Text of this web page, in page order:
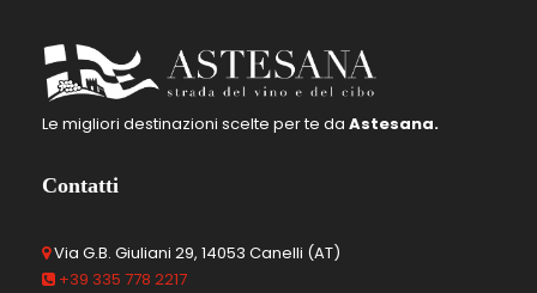
Le migliori destinazioni scelte per te da Astesana.
Contatti
Via G.B. Giuliani 29, 14053 Canelli (AT)
+39 335 778 2217